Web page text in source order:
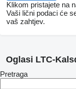
Klikom pristajete na
Vaši lični podaci će
vaš zahtjev.
Oglasi LTC-
Pretraga